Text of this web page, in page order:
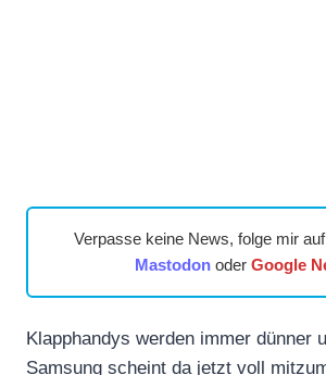
Verpasse keine News, folge mir auf
Mastodonoder Google
Klapphandys werden immer dünner
Samsung scheint da jetzt voll